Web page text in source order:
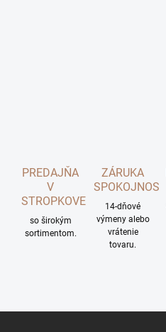
PREDAJŇA
V
STROPKOVE
so širokým
sortimentom.
ZÁRUKA
SPOKOJNOSTI
14-dňové
výmeny alebo
vrátenie
tovaru.